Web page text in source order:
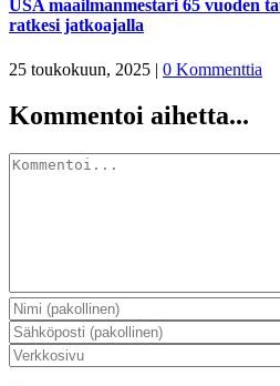
USA maailmanmestari 65 vuoden
ratkesi jatkoajalla
25 toukokuun, 2025 | 0 Kommenttia
Kommentoi aihetta...
Kommentti